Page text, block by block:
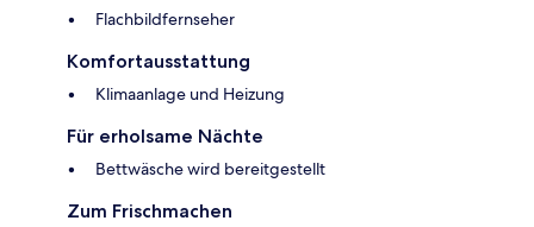
Flachbildfernseher
Komfortausstattung
Klimaanlage und Heizung
Für erholsame Nächte
Bettwäsche wird bereitgestellt
Zum Frischmachen